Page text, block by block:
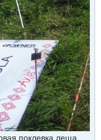
поклевка леща.